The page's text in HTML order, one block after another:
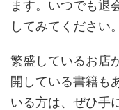
ます。いつでも退
してみてください。
繁盛しているお店
開している書籍も
いる方は、ぜひ手